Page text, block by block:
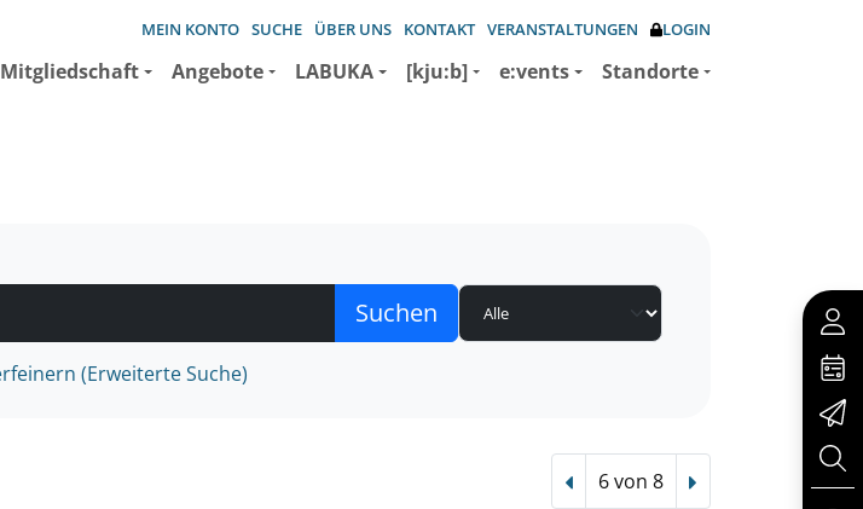
MEIN KONTO SUCHE ÜBER UNS KONTAKT VERANSTALTUNGEN LOGIN
Mitgliedschaft Angebote LABUKA [kju:b] e:vents Standorte
(Erweiterte Suche)
Vorheriger Treffer
6 von 8 Nächster Treffer